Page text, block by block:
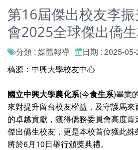
第16屆傑出校友李
會2025全球傑出僑
分類 : 媒體報導 日期 : 2025-05-
稿源：中興大學校友中心
國立中興大學農化系(今食生系)畢業
來對提升留台校友權益，及守護馬
的卓越貢獻，獲得僑務委員會高度
傑出僑生校友，更是本校首位獲此
將於6月10日舉行頒獎典禮。